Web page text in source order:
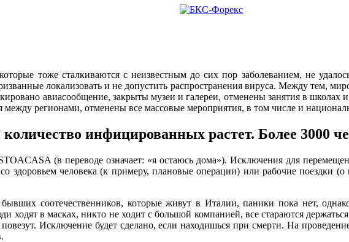
тоже сталкиваются с неизвестным до сих пор заболеванием, не
локализовать и не допустить распространения вируса. Между тем,
авиасообщение, закрыты музеи и галереи, отменены занятия в школах
между регионами, отменены все массовые мероприятия, в том числе и
инфицированных растет. Более 3000
(в переводе означает: «я остаюсь дома»). Исключения для
здоровьем человека (к примеру, плановые операции) или рабочие поездки
соотечественников, которые живут в Италии, паники пока нет,
ходят в масках, никто не ходит с большой компанией, все стараются
Исключение будет сделано, если находишься при смерти. На